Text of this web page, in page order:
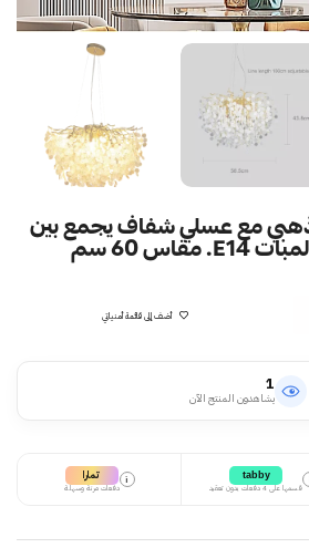
مع عسلي شفاف يجمع بين
أضف إلى قائمة أمنياتي
1
يشاهدون المنتج الآن
tabby
قسمها على 4 دفعات بدون تعقيد
i تمارا
دفعات مرنة وسهلة